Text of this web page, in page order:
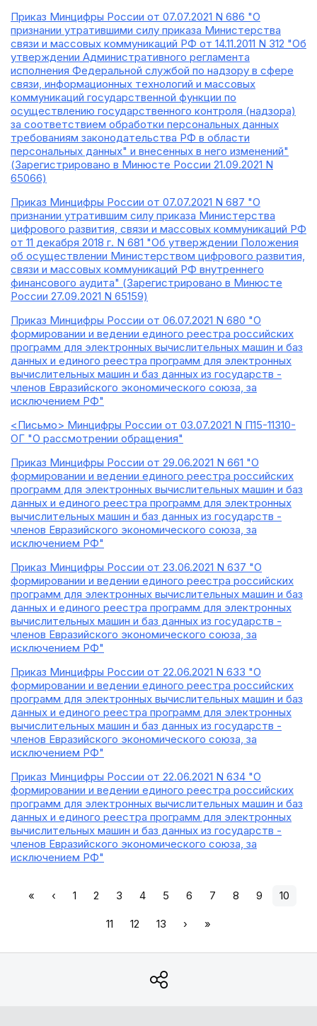
Приказ Минцифры России от 07.07.2021 N 686 "О
признании утратившими силу приказа Министерства
связи и массовых коммуникаций РФ от 14.11.2011 N 312 "Об
утверждении Административного регламента
исполнения Федеральной службой по надзору в сфере
связи, информационных технологий и массовых
коммуникаций государственной функции по
осуществлению государственного контроля (надзора)
за соответствием обработки персональных данных
требованиям законодательства РФ в области
персональных данных" и внесенных в него изменений"
(Зарегистрировано в Минюсте России 21.09.2021 N
65066)
Приказ Минцифры России от 07.07.2021 N 687 "О
признании утратившим силу приказа Министерства
цифрового развития, связи и массовых коммуникаций РФ
от 11 декабря 2018 г. N 681 "Об утверждении Положения
об осуществлении Министерством цифрового развития,
связи и массовых коммуникаций РФ внутреннего
финансового аудита" (Зарегистрировано в Минюсте
России 27.09.2021 N 65159)
Приказ Минцифры России от 06.07.2021 N 680 "О
формировании и ведении единого реестра российских
программ для электронных вычислительных машин и баз
данных и единого реестра программ для электронных
вычислительных машин и баз данных из государств -
членов Евразийского экономического союза, за
исключением РФ"
<Письмо> Минцифры России от 03.07.2021 N П15-11310-
ОГ "О рассмотрении обращения"
Приказ Минцифры России от 29.06.2021 N 661 "О
формировании и ведении единого реестра российских
программ для электронных вычислительных машин и баз
данных и единого реестра программ для электронных
вычислительных машин и баз данных из государств -
членов Евразийского экономического союза, за
исключением РФ"
Приказ Минцифры России от 23.06.2021 N 637 "О
формировании и ведении единого реестра российских
программ для электронных вычислительных машин и баз
данных и единого реестра программ для электронных
вычислительных машин и баз данных из государств -
членов Евразийского экономического союза, за
исключением РФ"
Приказ Минцифры России от 22.06.2021 N 633 "О
формировании и ведении единого реестра российских
программ для электронных вычислительных машин и баз
данных и единого реестра программ для электронных
вычислительных машин и баз данных из государств -
членов Евразийского экономического союза, за
исключением РФ"
Приказ Минцифры России от 22.06.2021 N 634 "О
формировании и ведении единого реестра российских
программ для электронных вычислительных машин и баз
данных и единого реестра программ для электронных
вычислительных машин и баз данных из государств -
членов Евразийского экономического союза, за
исключением РФ"
« ‹ 1 2 3 4 5 6 7 8 9 10
11 12 13 › »